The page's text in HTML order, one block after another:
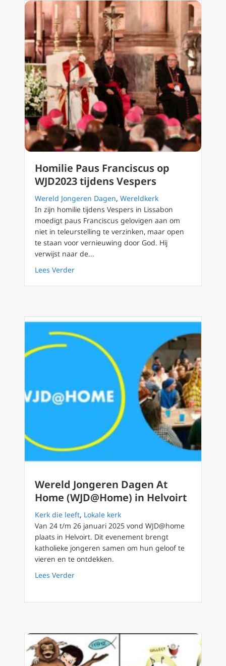
Homilie Paus Franciscus op
WJD2023 tijdens Vespers
Wereld Jongeren Dagen, Wereldkerk
In zijn homilie tijdens Vespers in Lissabon
moedigt paus Franciscus gelovigen aan om
niet in teleurstelling te verzinken, maar open
te staan voor vernieuwing door God. Hij
verwijst naar de...
Lees Verderabout Homilie Paus Franciscus op WJD2023
Wereld Jongeren Dagen At
Home (WJD@Home) in Helvoirt
Kerk die leeft, Lokale kerk
Van 24 t/m 26 januari 2025 vond WJD@home
plaats in Helvoirt. Dit evenement brengt
katholieke jongeren samen om hun geloof te
vieren en te ontdekken.
Lees Verderabout Wereld Jongeren Dagen At Home